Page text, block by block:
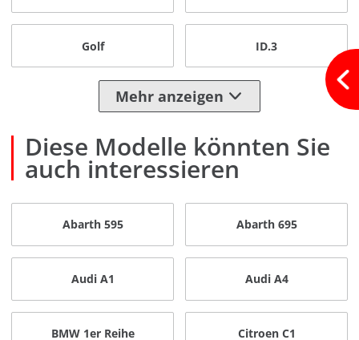
Golf ID.3
Mehr anzeigen
Diese Modelle könnten Sie
auch interessieren
Abarth 595 Abarth 695
Audi A1 Audi A4
BMW 1er Reihe Citroen C1